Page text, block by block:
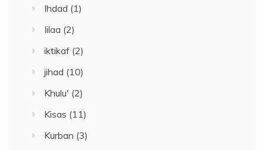
Ihdad (1)
Iilaa (2)
iktikaf (2)
jihad (10)
Khulu' (2)
Kisas (11)
Kurban (3)